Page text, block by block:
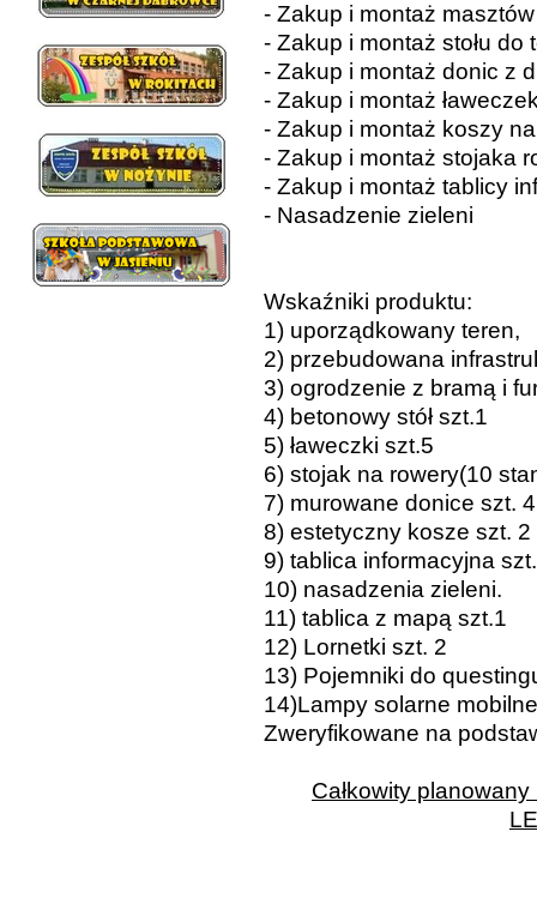
- Zakup i montaż
- Zakup i montaż stołu do
- Zakup i montaż donic z
- Zakup i montaż
- Zakup i montaż koszy
- Zakup i montaż stojaka
- Zakup i montaż tablicy
- Nasadzenie zieleni
Wskaźniki produktu:
1) uporządkowany teren,
2) przebudowana
3) ogrodzenie z bramą i
4) betonowy stół szt.1
5) ławeczki szt.5
6) stojak na rowery(10
7) murowane donice szt. 4
8) estetyczny kosze szt. 2
9) tablica informacyjna
10) nasadzenia zieleni.
11) tablica z mapą szt.1
12) Lornetki szt. 2
13) Pojemniki do
14)Lampy solarne
Zweryfikowane na
Całkowity